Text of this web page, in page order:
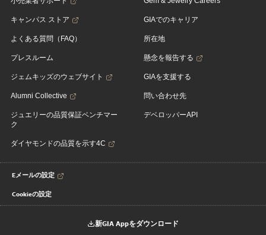
キャンパス ストア
よくある質問（FAQ）
プレスルーム
ジェムキッズのウェブサイト
Alumni Collective
ジュエリーの品質保証ベンチマー
ク
ダイヤモンドの品質を示す4C
GIAでのキャリア
所在地
懸念を報告する
GIAを支援する
問い合わせ先
デベロッパーAPI
Eメールの設定
Cookieの設定
新GIA Appをダウンロード